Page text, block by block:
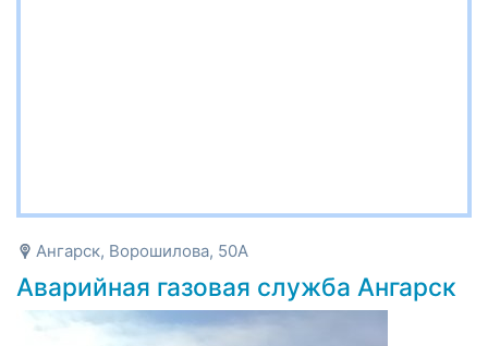
Ангарск, Ворошилова, 50А
Аварийная газовая служба Ангарск